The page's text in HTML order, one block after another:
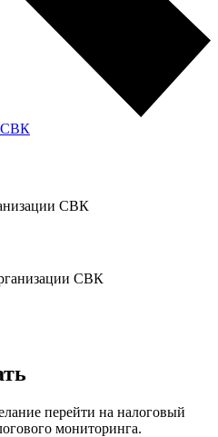
СВК
перейти на налоговый
мониторинга.